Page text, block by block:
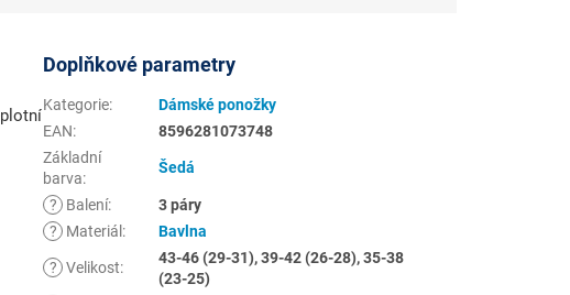
Doplňkové parametry
Kategorie:
Dámské ponožky
EAN:
8596281073748
Základní
barva:
Šedá
? Balení:
3 páry
?
Materiál : Bavlna
? Velikost:
43-46 (29-31), 39-42 (26-28), 35-38
(23-25)